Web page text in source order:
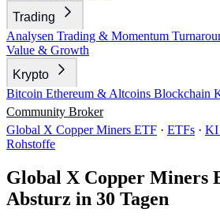
Trading
Analysen Trading & Momentum
Value & Growth
Krypto
Bitcoin Ethereum & Altcoins Blockchain
Community Broker
Global X Copper Miners ETF · ETFs · KI
Rohstoffe
Global X Copper Miners
Absturz in 30 Tagen